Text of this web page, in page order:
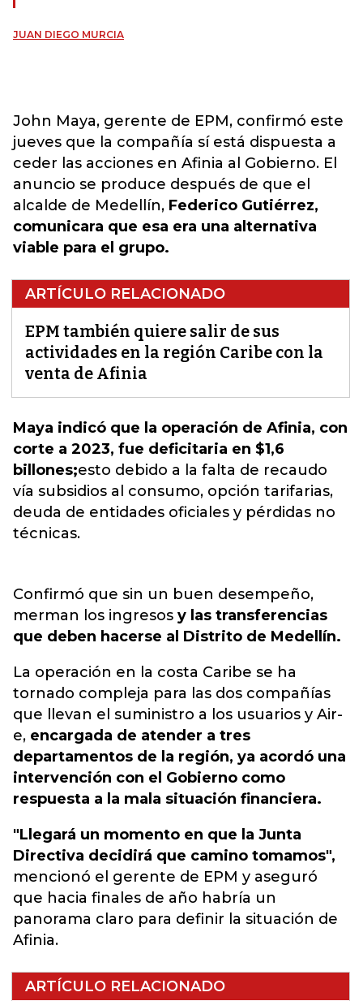
JUAN DIEGO MURCIA
John Maya, gerente de EPM, confirmó este
jueves que la compañía sí está dispuesta a
ceder las acciones en Afinia al Gobierno. El
anuncio se produce después de que el
alcalde de Medellín, Federico Gutiérrez,
comunicara que esa era una alternativa
viable para el grupo.
ARTÍCULO RELACIONADO
EPM también quiere salir de sus
actividades en la región Caribe con la
venta de Afinia
Maya indicó que la operación de Afinia, con
corte a 2023, fue deficitaria en $1,6
billones;esto debido a la falta de recaudo
vía subsidios al consumo, opción tarifarias,
deuda de entidades oficiales y pérdidas no
técnicas.
Confirmó que sin un buen desempeño,
merman los ingresos y las transferencias
que deben hacerse al Distrito de Medellín.
La operación en la costa Caribe se ha
tornado compleja para las dos compañías
que llevan el suministro a los usuarios y Air-
e, encargada de atender a tres
departamentos de la región, ya acordó una
intervención con el Gobierno como
respuesta a la mala situación financiera.
"Llegará un momento en que la Junta
Directiva decidirá que camino tomamos",
mencionó el gerente de EPM y aseguró
que hacia finales de año habría un
panorama claro para definir la situación de
Afinia.
ARTÍCULO RELACIONADO